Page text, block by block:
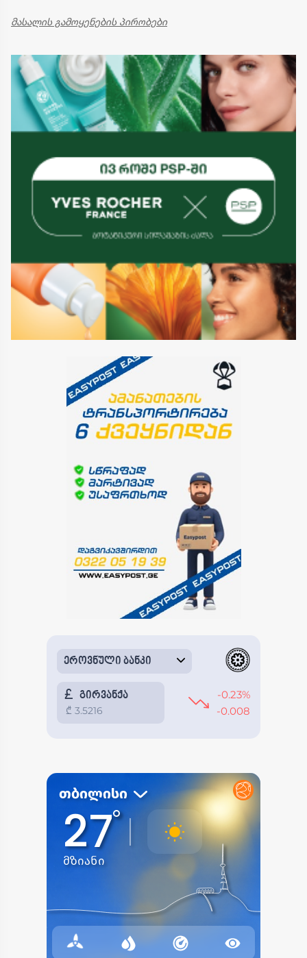
მასალის გამოყენების პირობები